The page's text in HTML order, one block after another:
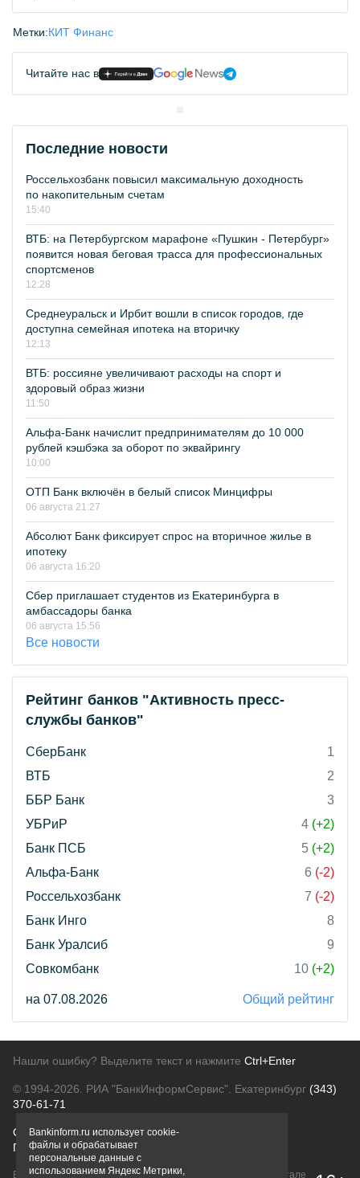
Метки:КИТ Финанс
Читайте нас в
Последние новости
Россельхозбанк повысил максимальную доходность
по накопительным счетам
15:40
ВТБ: на Петербургском марафоне «Пушкин - Петербург»
появится новая беговая трасса для профессиональных
спортсменов
12:28
Среднеуральск и Ирбит вошли в список городов, где
доступна семейная ипотека на вторичку
12:13
ВТБ: россияне увеличивают расходы на спорт и
здоровый образ жизни
11:50
Альфа-Банк начислит предпринимателям до 10 000
рублей кэшбэка за оборот по эквайрингу
10:00
ОТП Банк включён в белый список Минцифры
06 августа 21:27
Абсолют Банк фиксирует спрос на вторичное жилье в
ипотеку
06 августа 16:20
Сбер приглашает студентов из Екатеринбурга в
амбассадоры банка
06 августа 15:56
Все новости
Рейтинг банков "Активность пресс-
службы банков"
СберБанк
1
ВТБ
2
ББР Банк
3
УБРиР
4 (+2)
Банк ПСБ
5 (+2)
Альфа-Банк
6 (-2)
Россельхозбанк
7 (-2)
Банк Инго
8
Банк Уралсиб
9
Совкомбанк
10 (+2)
на 07.08.2026 Общий рейтинг
Нашли ошибку? Выделите текст и нажмите Ctrl+Enter
© 1994-2026. РИА "БанкИнформСервис". Екатеринбург (343)
370-61-71
О проектеПолитика конфиденциальности
Правовая информацияДля рекламодателей
Вся информация о продуктах банков, размещенная на портале
Bankinform.ru использует cookie-
файлы и обрабатывает
персональные данные с
использованием Яндекс Метрики,